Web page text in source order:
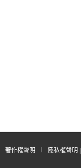
著作權聲明 隱私權聲明